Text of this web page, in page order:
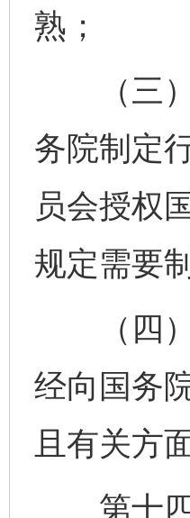
熟；
（三）
务院制定
员会授权
规定需要
（四）
经向国务
且有关方
第十四